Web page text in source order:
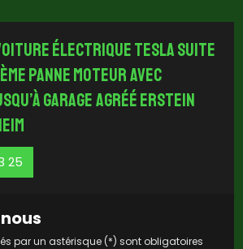
électrique Tesla suite
panne moteur avec
garage agréé Erstein
25
par un astérisque (*) sont obligatoires